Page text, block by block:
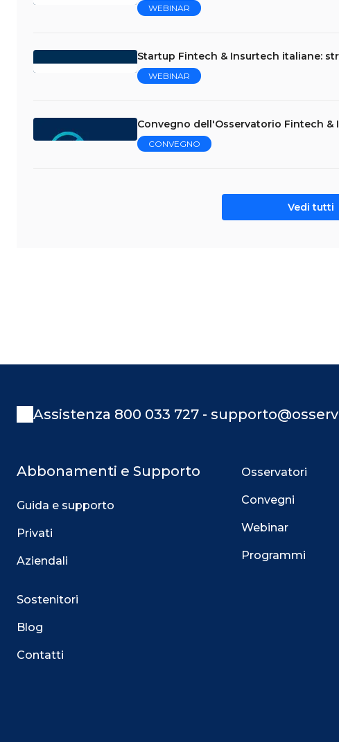
WEBINAR
Startup Fintech & Insurtech italiane:
WEBINAR
Convegno dell'Osservatorio Fintech &
CONVEGNO
Vedi tutti
Assistenza 800 033 727 -
Abbonamenti e Supporto
Guida e supporto
Privati
Aziendali
Sostenitori
Blog
Contatti
Osservatori
Convegni
Webinar
Programmi